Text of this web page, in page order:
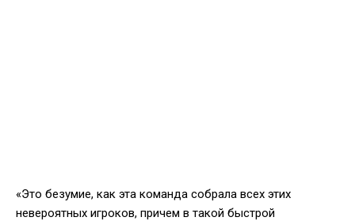
«Это безумие, как эта команда собрала всех этих
невероятных игроков, причем в такой быстрой